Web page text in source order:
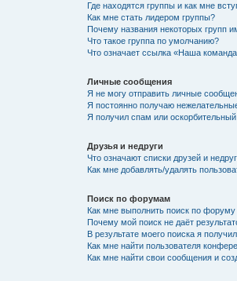
Где находятся группы и как мне
Как мне стать лидером группы?
Почему названия некоторых групп
Что такое группа по умолчанию?
Что означает ссылка «Наша
Личные сообщения
Я не могу отправить личные
Я постоянно получаю
Я получил спам или
Друзья и недруги
Что означают списки друзей и
Как мне добавлять/удалять
Поиск по форумам
Как мне выполнить поиск по
Почему мой поиск не даёт
В результате моего поиска я
Как мне найти пользователя
Как мне найти свои сообщения и